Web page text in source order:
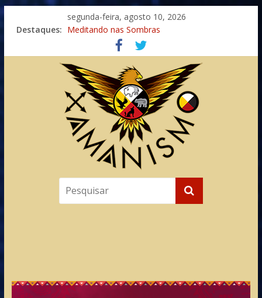
segunda-feira, agosto 10, 2026
Destaques: Meditando nas Sombras
Autosuficiência: A Jornada do Espírito Ancestral
Xamanismo Universal
Totens – Caminho Espiritual – Crescimento
Imaginação na Cura